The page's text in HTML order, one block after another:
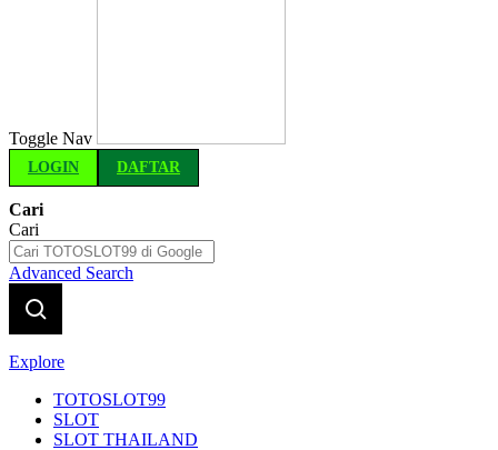
Toggle Nav
LOGIN DAFTAR
Cari
Cari
Advanced Search
Explore
TOTOSLOT99
SLOT
SLOT THAILAND